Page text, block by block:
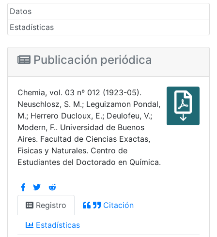
Datos
Estadísticas
Publicación periódica
Chemia, vol. 03 nº 012 (1923-05).
Neuschlosz, S. M.; Leguizamon Pondal,
M.; Herrero Ducloux, E.; Deulofeu, V.;
Modern, F.. Universidad de Buenos
Aires. Facultad de Ciencias Exactas,
Fisicas y Naturales. Centro de
Estudiantes del Doctorado en Química.
Registro Citación
Estadísticas